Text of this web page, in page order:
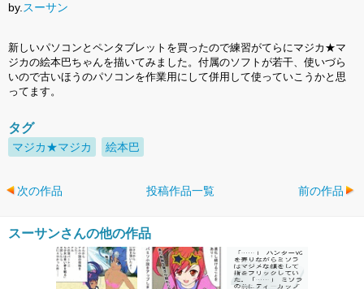
by. スーサン
新しいパソコンとペンタブレットを買ったので練習がてらにマジカ★マ
ジカの絵本巴ちゃんを描いてみました。付属のソフトが若干、使いづら
いので古いほうのパソコンを作業用にして併用して使っていこうかと思
ってます。
タグ
マジカ★マジカ 絵本巴
次の作品 投稿作品一覧 前の作品
スーサンさんの他の作品